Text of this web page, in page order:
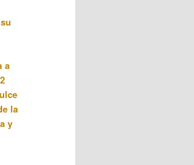
a
la
y